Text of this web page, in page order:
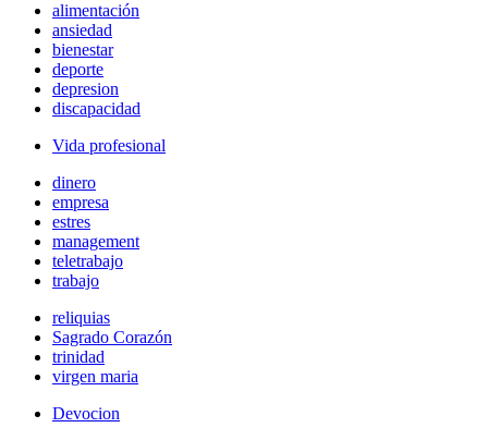
alimentación
ansiedad
bienestar
deporte
depresion
discapacidad
Vida profesional
dinero
empresa
estres
management
teletrabajo
trabajo
reliquias
Sagrado Corazón
trinidad
virgen maria
Devocion